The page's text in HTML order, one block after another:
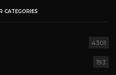
CATEGORIES
4301
193